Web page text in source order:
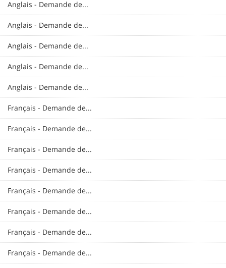
Anglais - Demande de...
Anglais - Demande de...
Anglais - Demande de...
Anglais - Demande de...
Anglais - Demande de...
Français - Demande de...
Français - Demande de...
Français - Demande de...
Français - Demande de...
Français - Demande de...
Français - Demande de...
Français - Demande de...
Français - Demande de...